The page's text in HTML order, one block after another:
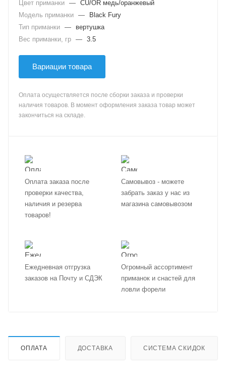
Цвет приманки — CU/OR медь/оранжевый
Модель приманки —
Black Fury
Тип приманки —
вертушка
Вес приманки, гр — 3.5
Вариации товара
Оплата осуществляется после сборки заказа и проверки
наличия товаров. В момент оформления заказа товар может
закончиться на складе.
Оплата заказа после
проверки качества,
наличия и резерва
товаров!
Самовывоз - можете
забрать заказ у нас из
магазина самовывозом
Ежедневная отгрузка
заказов на Почту и СДЭК
Огромный ассортимент
приманок и снастей для
ловли форели
ОПЛАТА ДОСТАВКА СИСТЕМА СКИДОК